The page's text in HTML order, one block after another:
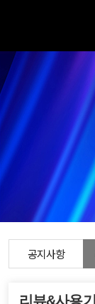
공지사항
리뷰&사용기